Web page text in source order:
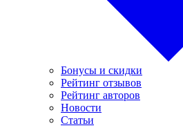
Бонусы и скидки
Рейтинг отзывов
Рейтинг авторов
Новости
Статьи